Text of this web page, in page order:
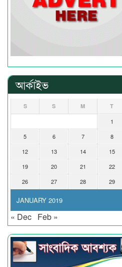
আর্কাইভ
JANUARY 2019
S S M T
1
5
6 7 8
12
13 14 15
19
20 21 22
26
27 28 29
« Dec Feb »